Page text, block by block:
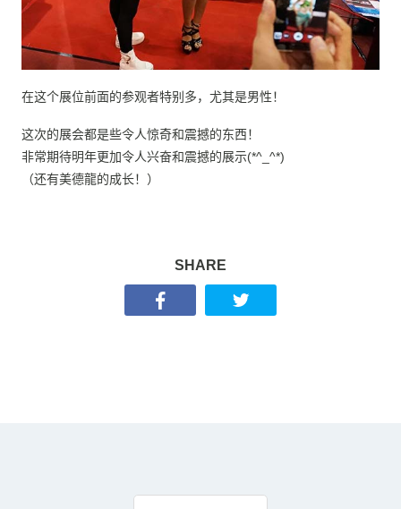
在这个展位前面的参观者特别多，尤其是男性！
这次的展会都是些令人惊奇和震撼的东西！
非常期待明年更加令人兴奋和震撼的展示(*^_^*)
（还有美德龍的成长！）
SHARE